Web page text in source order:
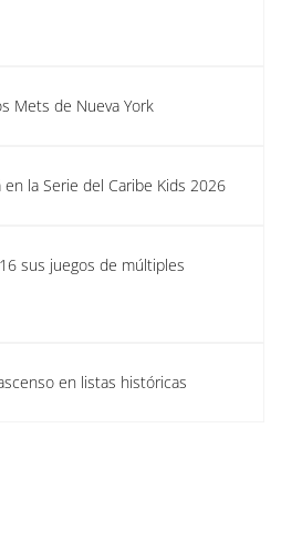
Mets de Nueva York
la Serie del Caribe Kids 2026
sus juegos de múltiples
en listas históricas